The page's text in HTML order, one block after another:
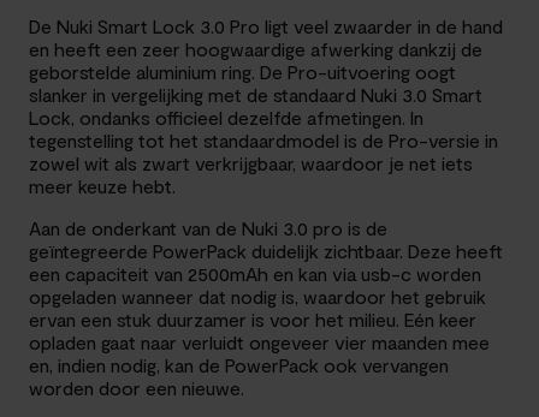
De Nuki Smart Lock 3.0 Pro ligt veel zwaarder in de hand
en heeft een zeer hoogwaardige afwerking dankzij de
geborstelde aluminium ring. De Pro-uitvoering oogt
slanker in vergelijking met de standaard Nuki 3.0 Smart
Lock, ondanks officieel dezelfde afmetingen. In
tegenstelling tot het standaardmodel is de Pro-versie in
zowel wit als zwart verkrijgbaar, waardoor je net iets
meer keuze hebt.
Aan de onderkant van de Nuki 3.0 pro is de
geïntegreerde PowerPack duidelijk zichtbaar. Deze heeft
een capaciteit van 2500mAh en kan via usb-c worden
opgeladen wanneer dat nodig is, waardoor het gebruik
ervan een stuk duurzamer is voor het milieu. Eén keer
opladen gaat naar verluidt ongeveer vier maanden mee
en, indien nodig, kan de PowerPack ook vervangen
worden door een nieuwe.